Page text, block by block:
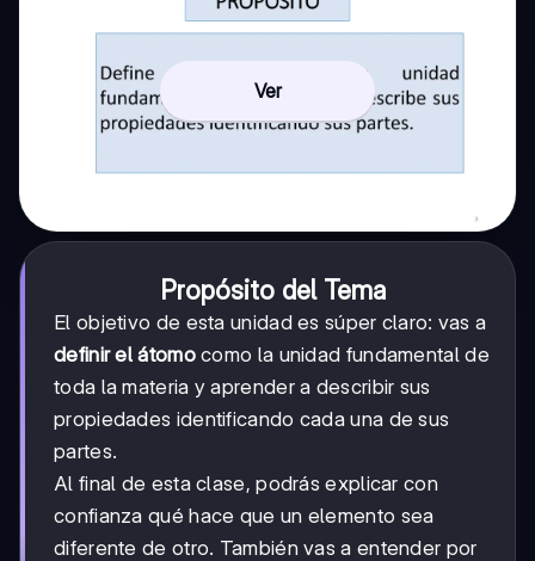
Ver
Propósito del Tema
El objetivo de esta unidad es súper claro: vas a
definir el átomocomo la unidad fundamental de
toda la materia y aprender a describir sus
propiedades identificando cada una de sus
partes.
Al final de esta clase, podrás explicar con
confianza qué hace que un elemento sea
diferente de otro. También vas a entender por